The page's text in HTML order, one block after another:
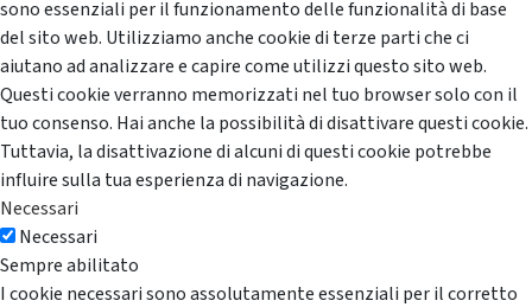
sono essenziali per il funzionamento delle funzionalità di base
del sito web. Utilizziamo anche cookie di terze parti che ci
aiutano ad analizzare e capire come utilizzi questo sito web.
Questi cookie verranno memorizzati nel tuo browser solo con il
tuo consenso. Hai anche la possibilità di disattivare questi cookie.
Tuttavia, la disattivazione di alcuni di questi cookie potrebbe
influire sulla tua esperienza di navigazione.
Necessari
Necessari
Sempre abilitato
I cookie necessari sono assolutamente essenziali per il corretto